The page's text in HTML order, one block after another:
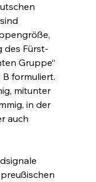
des Fürst-
Gruppe“
formuliert.
mitunter
in der
auch